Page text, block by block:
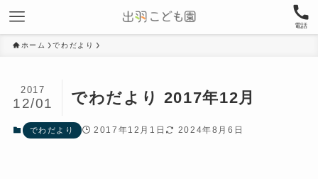
電話
ホーム でわだより
でわだより 2017年12月
2017
12/01
でわだより 2017年12月1日 2024年8月6日